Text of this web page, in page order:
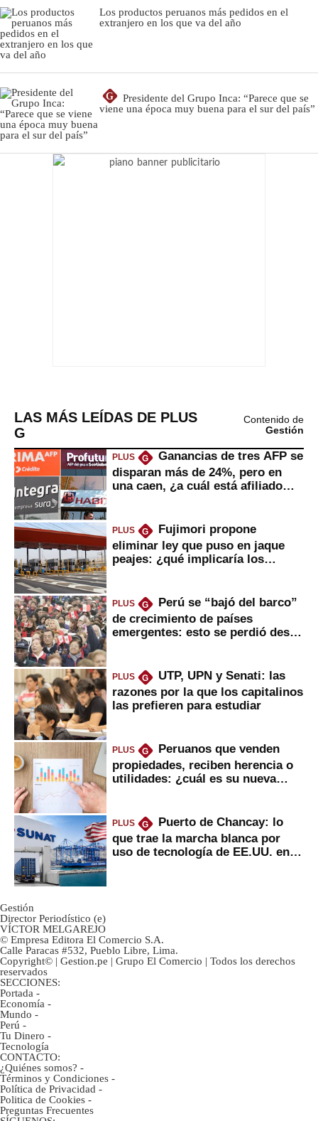
Los productos peruanos más pedidos en el
extranjero en los que va del año
G
Presidente del Grupo Inca: “Parece que se
viene una época muy buena para el sur del país”
LAS MÁS LEÍDAS DE PLUS
G
Contenido de
Gestión
PLUS G
Ganancias de tres AFP se
disparan más de 24%, pero en
una caen, ¿a cuál está afiliado
PLUS G
Fujimori propone
eliminar ley que puso en jaque
peajes: ¿qué implicaría los
PLUS G
Perú se “bajó del barco”
de crecimiento de países
emergentes: esto se perdió desde
PLUS G
UTP, UPN y Senati: las
razones por la que los capitalinos
las prefieren para estudiar
PLUS G
Peruanos que venden
propiedades, reciben herencia o
utilidades: ¿cuál es su nueva
PLUS G
Puerto de Chancay: lo
que trae la marcha blanca por
uso de tecnología de EE.UU. en
Gestión
Director Periodístico (e)
VÍCTOR MELGAREJO
© Empresa Editora El Comercio S.A.
Calle Paracas #532, Pueblo Libre, Lima.
Copyright© | Gestion.pe | Grupo El Comercio | Todos los derechos
reservados
SECCIONES:
Portada -
Economía -
Mundo -
Perú -
Tu Dinero -
Tecnología
CONTACTO:
¿Quiénes somos? -
Términos y Condiciones -
Política de Privacidad -
Politica de Cookies -
Preguntas Frecuentes